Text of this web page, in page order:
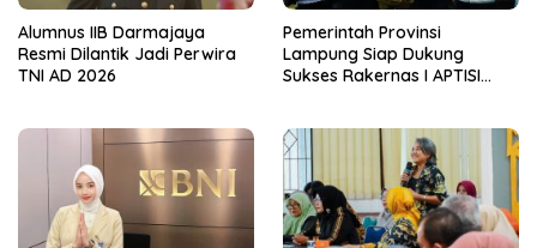
Alumnus IIB Darmajaya
Resmi Dilantik Jadi Perwira
TNI AD 2026
Pemerintah Provinsi
Lampung Siap Dukung
Sukses Rakernas I APTISI